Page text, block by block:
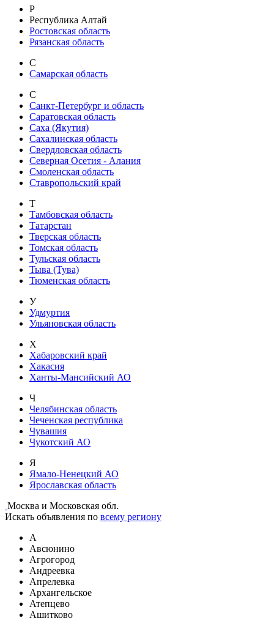
Р
Республика Алтай
Ростовская область
Рязанская область
С
Самарская область
С
Санкт-Петербург и область
Саратовская область
Саха (Якутия)
Сахалинская область
Свердловская область
Северная Осетия - Алания
Смоленская область
Ставропольский край
Т
Тамбовская область
Татарстан
Тверская область
Томская область
Тульская область
Тыва (Тува)
Тюменская область
У
Удмуртия
Ульяновская область
Х
Хабаровский край
Хакасия
Ханты-Мансийский АО
Ч
Челябинская область
Чеченская республика
Чувашия
Чукотский АО
Я
Ямало-Ненецкий АО
Ярославская область
Москва и Московская обл.
Искать объявления по всему региону
А
Авсюнино
Агрогород
Андреевка
Апрелевка
Архангельское
Атепцево
Ашитково